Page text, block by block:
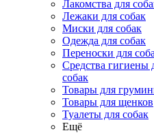
Лакомства для
Лежаки для собак
Миски для собак
Одежда для собак
Переноски для
Средства гигиены
собак
Товары для
Товары для щенков
Туалеты для собак
Ещё